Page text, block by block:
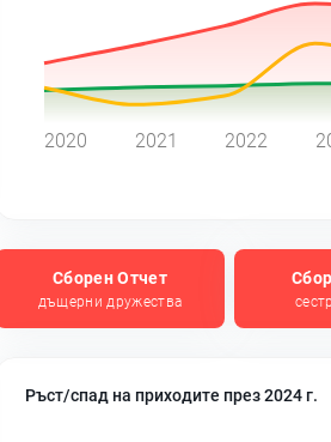
2020 2021 2022
Сборен Отчет
дъщерни дружества
Ръст/спад на приходите през 2024 г.